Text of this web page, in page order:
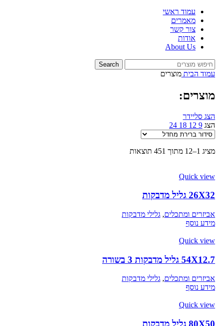
עמוד ראשי
מאמרים
צור קשר
אודות
About Us
Search
עמוד הבית מוצרים
מוצרים:
הצג סליידר
הצג 9
12
18
24
מציג 1–12 מתוך 451 תוצאות
Quick view
26X32 גליל מדבקות
אביזרים ומתכלים, גלילי מדבקות
מידע נוסף
Quick view
54X12.7 גליל מדבקות 3 בשורה
אביזרים ומתכלים, גלילי מדבקות
מידע נוסף
Quick view
80X50 גליל מדבקות